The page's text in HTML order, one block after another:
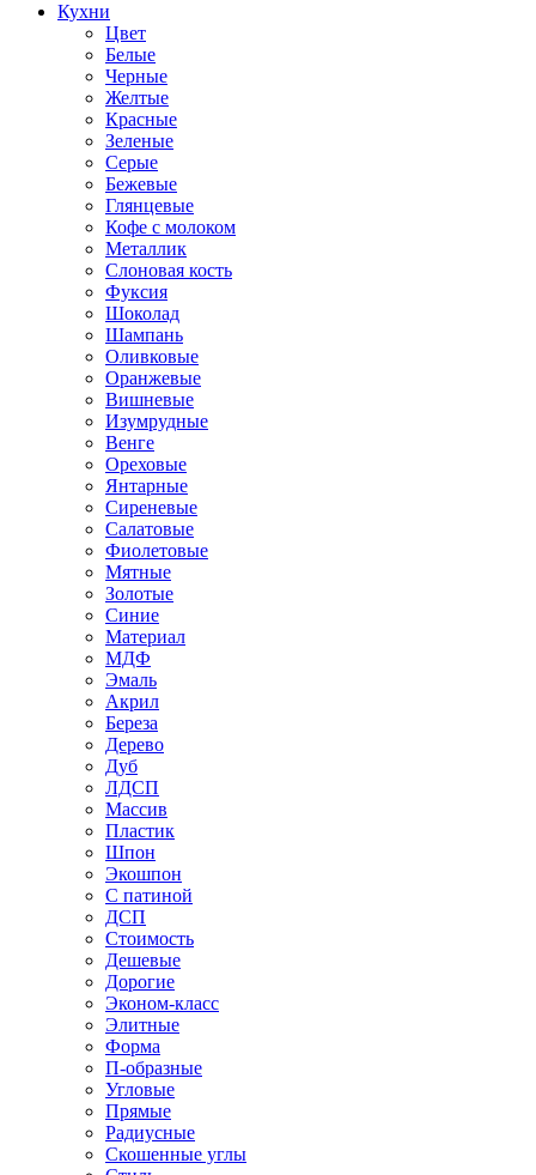
Кухни
Цвет
Белые
Черные
Желтые
Красные
Зеленые
Серые
Бежевые
Глянцевые
Кофе с молоком
Металлик
Слоновая кость
Фуксия
Шоколад
Шампань
Оливковые
Оранжевые
Вишневые
Изумрудные
Венге
Ореховые
Янтарные
Сиреневые
Салатовые
Фиолетовые
Мятные
Золотые
Синие
Материал
МДФ
Эмаль
Акрил
Береза
Дерево
Дуб
ЛДСП
Массив
Пластик
Шпон
Экошпон
С патиной
ДСП
Стоимость
Дешевые
Дорогие
Эконом-класс
Элитные
Форма
П-образные
Угловые
Прямые
Радиусные
Скошенные углы